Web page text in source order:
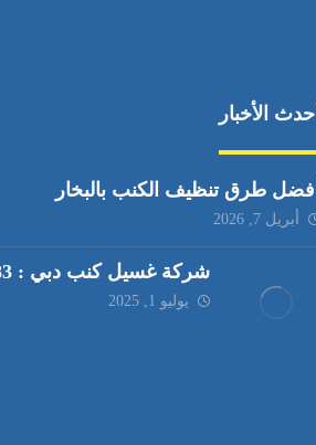
أحدث الأخبار
أفضل طرق تنظيف الكنب بالبخار
أبريل 7, 2026
شركة غسيل كنب دبي : 0551030483
يوليو 1, 2025